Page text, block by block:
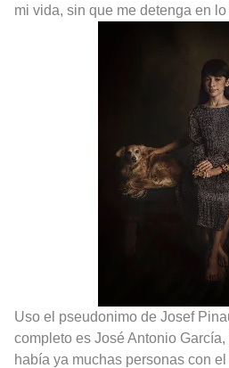
mi vida, sin que me detenga en
Uso el pseudonimo de Josef
completo es José Antonio
había ya muchas personas con